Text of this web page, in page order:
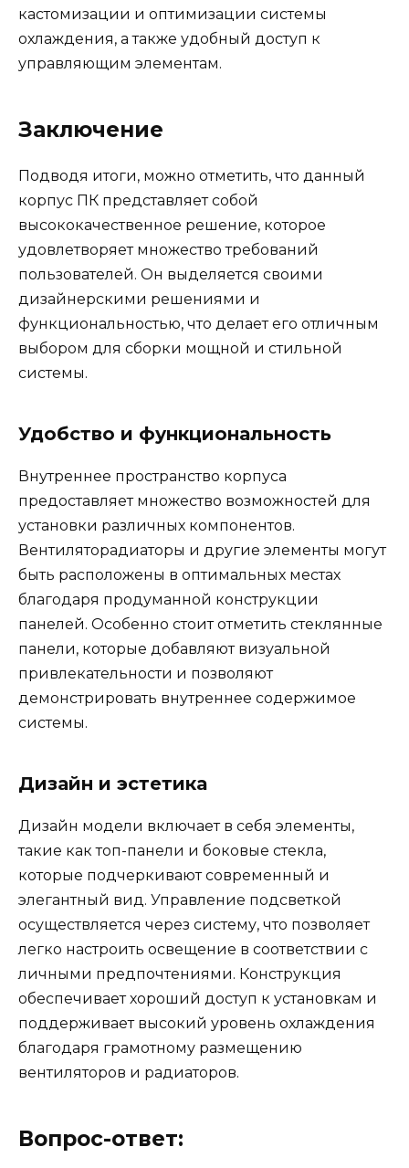
кастомизации и оптимизации системы
охлаждения, а также удобный доступ к
управляющим элементам.
Заключение
Подводя итоги, можно отметить, что данный
корпус ПК представляет собой
высококачественное решение, которое
удовлетворяет множество требований
пользователей. Он выделяется своими
дизайнерскими решениями и
функциональностью, что делает его отличным
выбором для сборки мощной и стильной
системы.
Удобство и функциональность
Внутреннее пространство корпуса
предоставляет множество возможностей для
установки различных компонентов.
Вентиляторадиаторы и другие элементы могут
быть расположены в оптимальных местах
благодаря продуманной конструкции
панелей. Особенно стоит отметить стеклянные
панели, которые добавляют визуальной
привлекательности и позволяют
демонстрировать внутреннее содержимое
системы.
Дизайн и эстетика
Дизайн модели включает в себя элементы,
такие как топ-панели и боковые стекла,
которые подчеркивают современный и
элегантный вид. Управление подсветкой
осуществляется через систему, что позволяет
легко настроить освещение в соответствии с
личными предпочтениями. Конструкция
обеспечивает хороший доступ к установкам и
поддерживает высокий уровень охлаждения
благодаря грамотному размещению
вентиляторов и радиаторов.
Вопрос-ответ: